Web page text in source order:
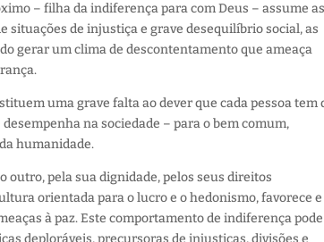
– filha da indiferença para com Deus – assume as
situações de injustiça e grave desequilíbrio social, as
gerar um clima de descontentamento que ameaça
uma grave falta ao dever que cada pessoa tem
na sociedade – para o bem comum,
humanidade.
pela sua dignidade, pelos seus direitos
orientada para o lucro e o hedonismo, favorece e
à paz. Este comportamento de indiferença pode
deploráveis, precursoras de injustiças, divisões e